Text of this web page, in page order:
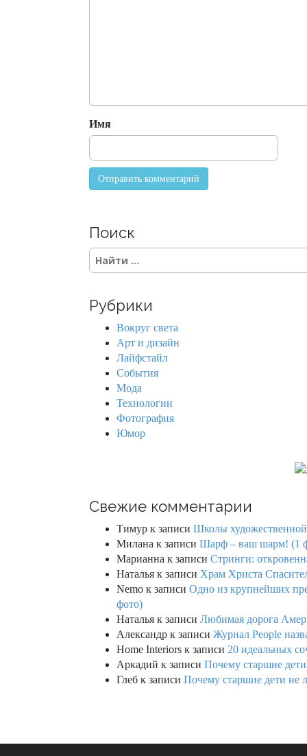
n
Имя
Поиск
S
e
c
Рубрики
Вокруг света
Арт и дизайн
Лайфстайл
События
Мода
Технологии
Фотография
Юмор
Свежие комментарии
Тимур к записи Школы
Милана к записи Шарф – ваш шарм! (1
Марианна к записи Стринги:
Наталья к записи Храм Христа
Nemo к записи Одно из крупнейших
фото)
Наталья к записи Любимая дорога
Александр к записи Журнал People
Home Interiors к записи 20 идеальных
Аркадий к записи Почему старшие
Глеб к записи Почему старшие дети не